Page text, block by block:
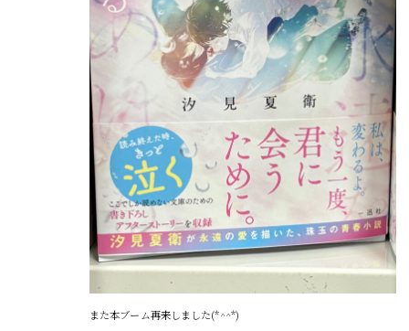
また本ブーム再来しました(*^^*)